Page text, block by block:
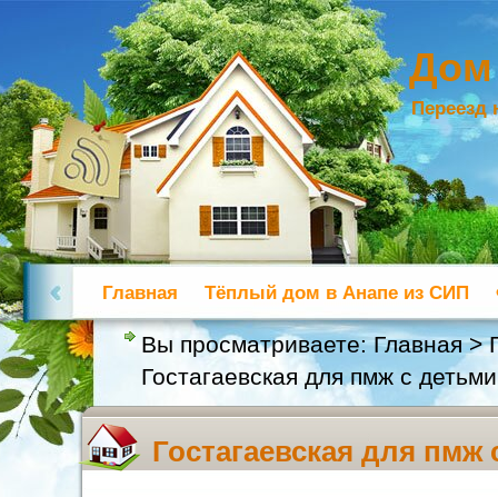
Дом
Переезд
Главная Тёплый дом в Анапе из СИП
Вы просматриваете:Главная>
Гостагаевская для пмж с
Гостагаевская для